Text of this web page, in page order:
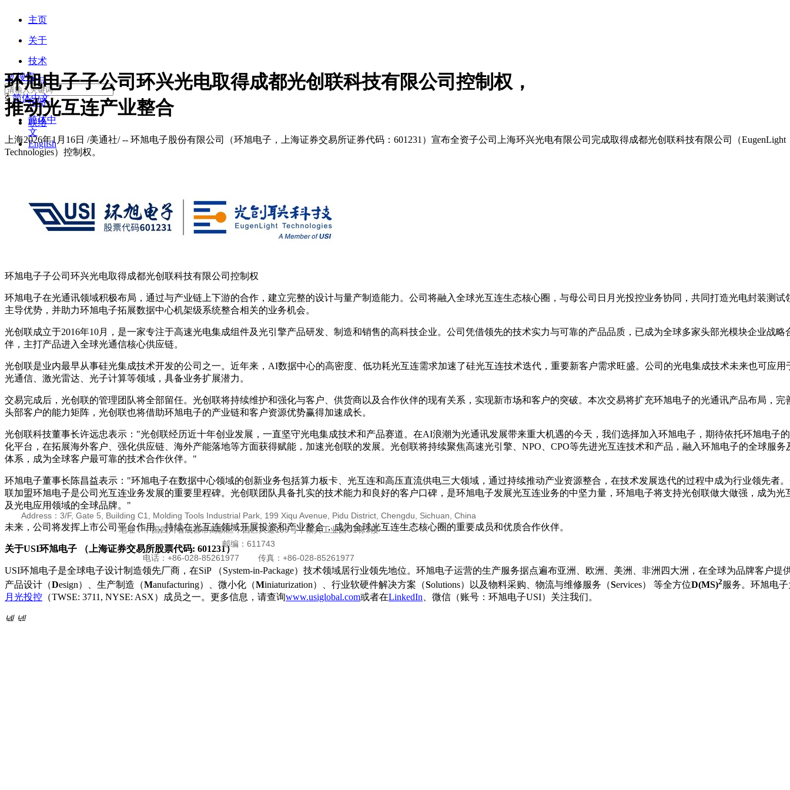
主页
关于
技术
产品
招贤
联络
끠 搜索
ꀅ 简体中文
简体中
文
English
环旭电子子公司环兴光电取得成都光创联科技有限公司控制权，
推动光互连产业整合
上海2026年1月16日 /美通社/ -- 环旭电子股份有限公司（环旭电子，上海证券交易所证券代码：601231）宣布全资子公司上海环兴光电有限公司完成取得成都光创联科技有限公司（EugenLight
Technologies）控制权。
环旭电子子公司环兴光电取得成都光创联科技有限公司控制权
环旭电子在光通讯领域积极布局，通过与产业链上下游的合作，建立完整的设计与量产制造能力。公司将融入全球光互连生态核心圈，与母公司日月光投控业务协同，共同打造光电封装测试
主导优势，并助力环旭电子拓展数据中心机架级系统整合相关的业务机会。
光创联成立于2016年10月，是一家专注于高速光电集成组件及光引擎产品研发、制造和销售的高科技企业。公司凭借领先的技术实力与可靠的产品品质，已成为全球多家头部光模块企业战略
伴，主打产品进入全球光通信核心供应链。
光创联是业内最早从事硅光集成技术开发的公司之一。近年来，AI数据中心的高密度、低功耗光互连需求加速了硅光互连技术迭代，重要新客户需求旺盛。公司的光电集成技术未来也可应用
光通信、激光雷达、光子计算等领域，具备业务扩展潜力。
交易完成后，光创联的管理团队将全部留任。光创联将持续维护和强化与客户、供货商以及合作伙伴的现有关系，实现新市场和客户的突破。本次交易将扩充环旭电子的光通讯产品布局，完
头部客户的能力矩阵，光创联也将借助环旭电子的产业链和客户资源优势赢得加速成长。
光创联科技董事长许远忠表示："光创联经历近十年创业发展，一直坚守光电集成技术和产品赛道。在AI浪潮为光通讯发展带来重大机遇的今天，我们选择加入环旭电子，期待依托环旭电子
化平台，在拓展海外客户、强化供应链、海外产能落地等方面获得赋能，加速光创联的发展。光创联将持续聚焦高速光引擎、NPO、CPO等先进光互连技术和产品，融入环旭电子的全球服务
体系，成为全球客户最可靠的技术合作伙伴。"
环旭电子董事长陈昌益表示："环旭电子在数据中心领域的创新业务包括算力板卡、光互连和高压直流供电三大领域，通过持续推动产业资源整合，在技术发展迭代的过程中成为行业领先者
联加盟环旭电子是公司光互连业务发展的重要里程碑。光创联团队具备扎实的技术能力和良好的客户口碑，是环旭电子发展光互连业务的中坚力量，环旭电子将支持光创联做大做强，成为光
及光电应用领域的全球品牌。"
未来，公司将发挥上市公司平台作用，持续在光互连领域开展投资和产业整合，成为全球光互连生态核心圈的重要成员和优质合作伙伴。
关于USI环旭电子 （ 上海证券交易所股票代码: 601231）
USI环旭电子是全球电子设计制造领先厂商，在SiP （System-in-Package）技术领域居行业领先地位。环旭电子运营的生产服务据点遍布亚洲、欧洲、美洲、非洲四大洲，在全球为品牌客户提
产品设计（Design）、生产制造（Manufacturing）、微小化（Miniaturization）、行业软硬件解决方案（Solutions）以及物料采购、物流与维修服务（Services） 等全方位D(MS)2 服务。环旭电
月光投控 （TWSE: 3711, NYSE: ASX）成员之一。更多信息，请查询www.usiglobal.com或者在LinkedIn 、微信（账号：环旭电子USI）关注我们。
넳 넲
Address：3/F, Gate 5, Building C1, Molding Tools Industrial Park, 199 Xiqu Avenue, Pidu District, Chengdu, Sichuan, China
地址：中国四川省成都市高新区，西区大道199号，模具工业园C1栋3楼
邮编：611743
电话：+86-028-85261977 传真：+86-028-85261977